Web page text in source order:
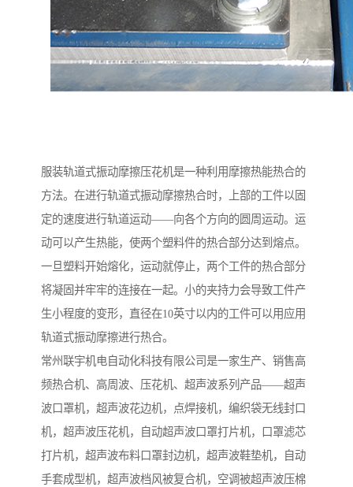
服装轨道式振动摩擦压花机是一种利用摩擦热能热合的
方法。在进行轨道式振动摩擦热合时，上部的工件以固
定的速度进行轨道运动——向各个方向的圆周运动。运
动可以产生热能，使两个塑料件的热合部分达到熔点。
一旦塑料开始熔化，运动就停止，两个工件的热合部分
将凝固并牢牢的连接在一起。小的夹持力会导致工件产
生小程度的变形，直径在10英寸以内的工件可以用应用
轨道式振动摩擦进行热合。
常州联宇机电自动化科技有限公司是一家生产、销售高
频热合机、高周波、压花机、超声波系列产品——超声
波口罩机，超声波花边机，点焊接机，编织袋无线封口
机，超声波压花机，自动超声波口罩打片机，口罩滤芯
打片机，超声波布料口罩封边机，超声波鞋垫机，自动
手套成型机，超声波档风被复合机，空调被超声波压棉